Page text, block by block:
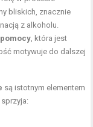
bliskich, znacznie
z alkoholu.
, która jest
motywuje do dalszej
są istotnym elementem